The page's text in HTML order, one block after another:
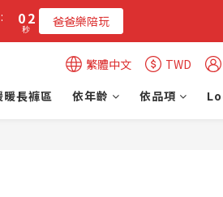
物金!
:
01
0
秒 爸爸樂陪玩
繁體中文 TWD
暖長褲區 依年齡 依品項